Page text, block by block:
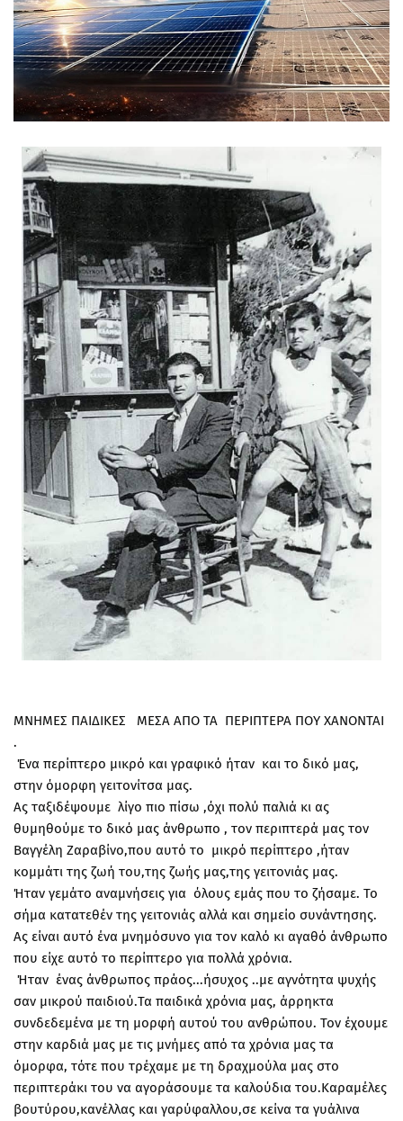
ΜΝΗΜΕΣ ΠΑΙΔΙΚΕΣ ΜΕΣΑ ΑΠΟ ΤΑ ΠΕΡΙΠΤΕΡΑ ΠΟΥ ΧΑΝΟΝΤΑΙ
.
Ένα περίπτερο μικρό και γραφικό ήταν και το δικό μας,
στην όμορφη γειτονίτσα μας.
Ας ταξιδέψουμε λίγο πιο πίσω ,όχι πολύ παλιά κι ας
θυμηθούμε το δικό μας άνθρωπο , τον περιπτερά μας τον
Βαγγέλη Ζαραβίνο,που αυτό το μικρό περίπτερο ,ήταν
κομμάτι της ζωή του,της ζωής μας,της γειτονιάς μας.
Ήταν γεμάτο αναμνήσεις για όλους εμάς που το ζήσαμε. Το
σήμα κατατεθέν της γειτονιάς αλλά και σημείο συνάντησης.
Ας είναι αυτό ένα μνημόσυνο για τον καλό κι αγαθό άνθρωπο
που είχε αυτό το περίπτερο για πολλά χρόνια.
Ήταν ένας άνθρωπος πράος...ήσυχος ..με αγνότητα ψυχής
σαν μικρού παιδιού.Τα παιδικά χρόνια μας, άρρηκτα
συνδεδεμένα με τη μορφή αυτού του ανθρώπου. Τον έχουμε
στην καρδιά μας με τις μνήμες από τα χρόνια μας τα
όμορφα, τότε που τρέχαμε με τη δραχμούλα μας στο
περιπτεράκι του να αγοράσουμε τα καλούδια του.Καραμέλες
βουτύρου,κανέλλας και γαρύφαλλου,σε κείνα τα γυάλινα